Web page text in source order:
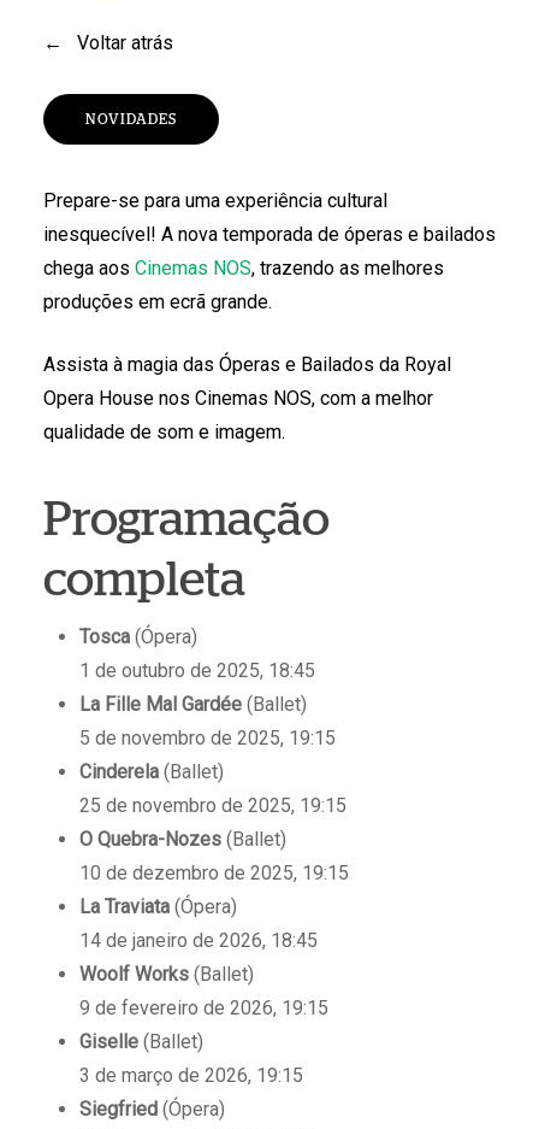
← Voltar atrás
NOVIDADES
Prepare-se para uma experiência cultural
inesquecível! A nova temporada de óperas e bailados
chega aos Cinemas NOS, trazendo as melhores
produções em ecrã grande.
Assista à magia das Óperas e Bailados da Royal
Opera House nos Cinemas NOS, com a melhor
qualidade de som e imagem.
Programação
completa
Tosca(Ópera)
1 de outubro de 2025, 18:45
La Fille Mal Gardée(Ballet)
5 de novembro de 2025, 19:15
Cinderela(Ballet)
25 de novembro de 2025, 19:15
O Quebra-Nozes(Ballet)
10 de dezembro de 2025, 19:15
La Traviata(Ópera)
14 de janeiro de 2026, 18:45
Woolf Works(Ballet)
9 de fevereiro de 2026, 19:15
Giselle(Ballet)
3 de março de 2026, 19:15
Siegfried(Ópera)